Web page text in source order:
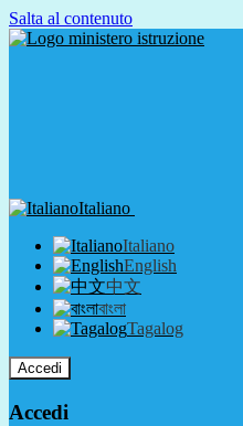
Salta al contenuto
Italiano
Italiano
English
中文
বাংলা
Tagalog
Accedi
Accedi